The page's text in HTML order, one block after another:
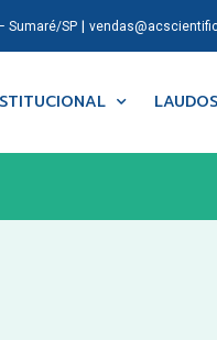
Sumaré/SP|